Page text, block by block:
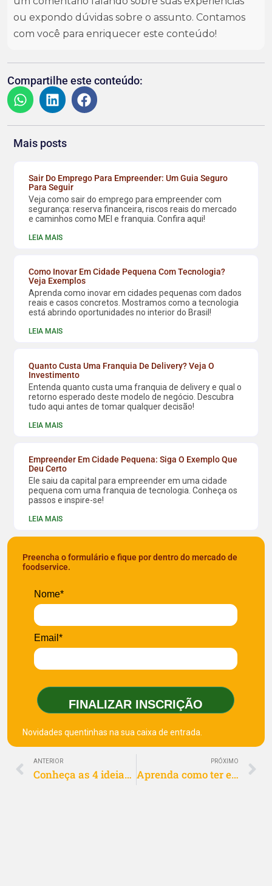
ou expondo dúvidas sobre o assunto. Contamos
com você para enriquecer este conteúdo!
Compartilhe este conteúdo:
Mais posts
Sair Do Emprego Para Empreender: Um Guia Seguro
Para Seguir
Veja como sair do emprego para empreender com
segurança: reserva financeira, riscos reais do mercado
e caminhos como MEI e franquia. Confira aqui!
LEIA MAIS
Como Inovar Em Cidade Pequena Com Tecnologia?
Veja Exemplos
Aprenda como inovar em cidades pequenas com dados
reais e casos concretos. Mostramos como a tecnologia
está abrindo oportunidades no interior do Brasil!
LEIA MAIS
Quanto Custa Uma Franquia De Delivery? Veja O
Investimento
Entenda quanto custa uma franquia de delivery e qual o
retorno esperado deste modelo de negócio. Descubra
tudo aqui antes de tomar qualquer decisão!
LEIA MAIS
Empreender Em Cidade Pequena: Siga O Exemplo Que
Deu Certo
Ele saiu da capital para empreender em uma cidade
pequena com uma franquia de tecnologia. Conheça os
passos e inspire-se!
LEIA MAIS
Preencha o formulário e fique por dentro do mercado de
foodservice.
Nome*
Email*
FINALIZAR INSCRIÇÃO
Novidades quentinhas na sua caixa de entrada.
ANTERIOR
Conheça as 4 ideias de negócio mais bem sucedidas dos últimos tempos
PRÓXIMO
Aprenda como ter estabilidade financeira empresarial em 5 passos